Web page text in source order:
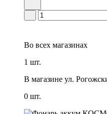
Во всех магазинах
1 шт.
В магазине ул.
0 шт.